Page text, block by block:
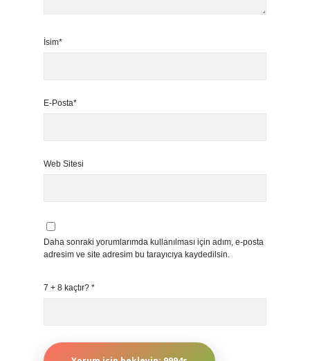
İsim*
E-Posta*
Web Sitesi
Daha sonraki yorumlarımda kullanılması için adım, e-posta
adresim ve site adresim bu tarayıcıya kaydedilsin.
7 + 8 kaçtır? *